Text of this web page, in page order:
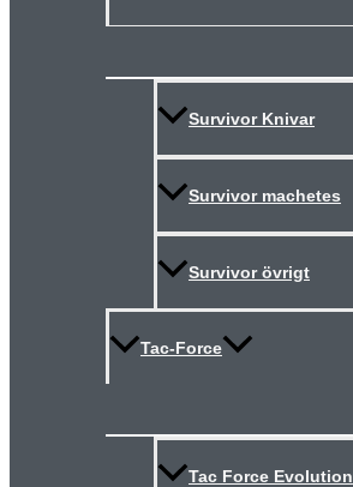
Survivor Knivar
Survivor machetes
Survivor övrigt
Tac-Force
Tac Force Evolution